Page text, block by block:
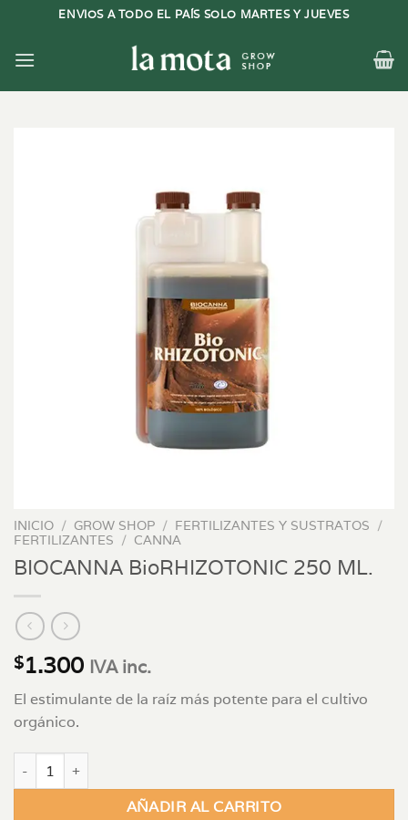
contenido
ENVIOS A TODO EL PAÍS SOLO MARTES Y JUEVES
INICIO / GROW SHOP / FERTILIZANTES Y SUSTRATOS /
FERTILIZANTES / CANNA
BIOCANNA BioRHIZOTONIC 250 ML.
$1.300 IVA inc.
El estimulante de la raíz más potente para el cultivo
orgánico.
BIOCANNA BioRHIZOTONIC 250 ML. cantidad
AÑADIR AL CARRITO